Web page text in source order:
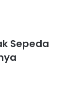
Sepeda